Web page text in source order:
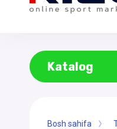
Katalog
Bosh sahifa